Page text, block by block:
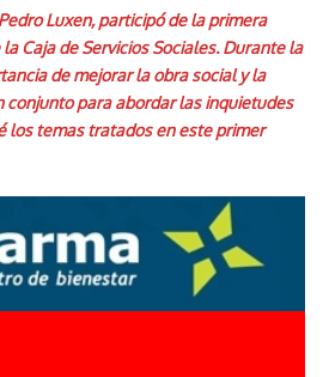
Luxen, participó de la primera
Caja de Servicios Sociales. Durante la
de mejorar la obra social y la
conjunto para abordar las inquietudes
los temas tratados en este primer